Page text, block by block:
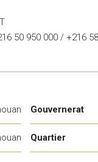
50 950 000 / +216
Gouvernerat
Quartier